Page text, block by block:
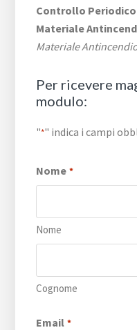
Controllo
Materiale
Materiale
Per ricevere
modulo:
"*" indica i campi
Nome *
Nome
Cognome
Email *